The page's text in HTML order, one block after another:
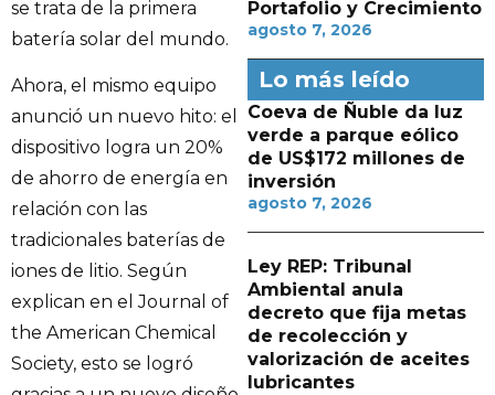
se trata de la primera
batería solar del mundo.
Ahora, el mismo equipo
anunció un nuevo hito: el
dispositivo logra un 20%
de ahorro de energía en
relación con las
tradicionales baterías de
iones de litio. Según
explican en el Journal of
the American Chemical
Society, esto se logró
Portafolio y Crecimiento
agosto 7, 2026
Lo más leído
Coeva de Ñuble da luz
verde a parque eólico
de US$172 millones de
inversión
agosto 7, 2026
Ley REP: Tribunal
Ambiental anula
decreto que fija metas
de recolección y
valorización de aceites
lubricantes